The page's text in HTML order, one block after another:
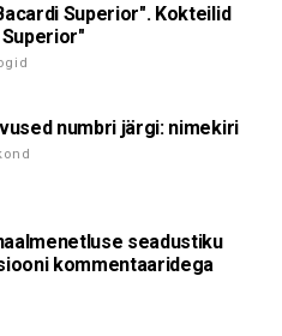
Superior". Kokteilid
numbri järgi: nimekiri
seadustiku
kommentaaridega